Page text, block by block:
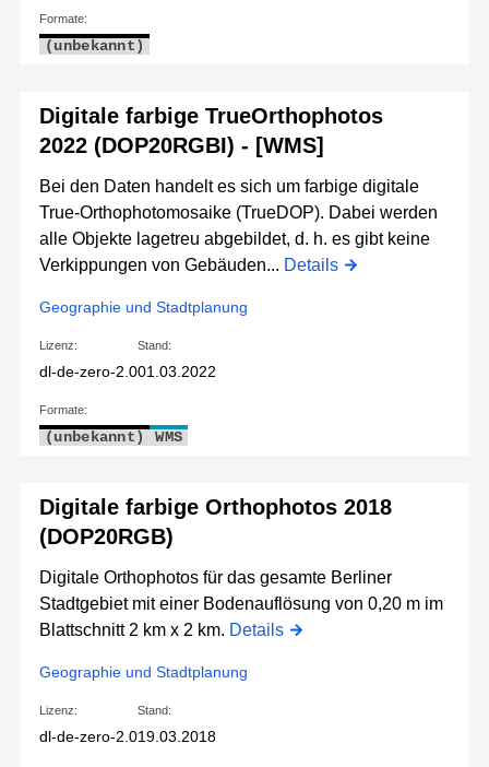
Formate:
(unbekannt)
Digitale farbige TrueOrthophotos
2022 (DOP20RGBI) - [WMS]
Bei den Daten handelt es sich um farbige digitale
True-Orthophotomosaike (TrueDOP). Dabei werden
alle Objekte lagetreu abgebildet, d. h. es gibt keine
Verkippungen von Gebäuden... Details
Geographie und Stadtplanung
Lizenz:
dl-de-zero-2.0
Stand:
01.03.2022
Formate:
(unbekannt) WMS
Digitale farbige Orthophotos 2018
(DOP20RGB)
Digitale Orthophotos für das gesamte Berliner
Stadtgebiet mit einer Bodenauflösung von 0,20 m im
Blattschnitt 2 km x 2 km. Details
Geographie und Stadtplanung
Lizenz:
dl-de-zero-2.0
Stand:
19.03.2018